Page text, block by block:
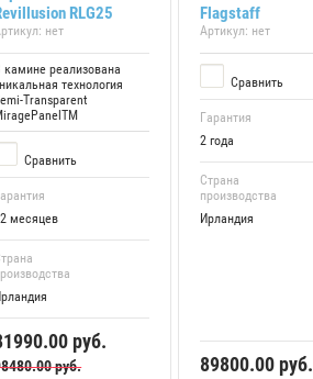
RLG25
нет
камине реализована
технология
Transparent
Сравнить
месяцев
руб.
руб.
Flagstaff
Артикул: нет
Сравнить
Гарантия
2 года
Страна
производства
Ирландия
89800.00 руб.